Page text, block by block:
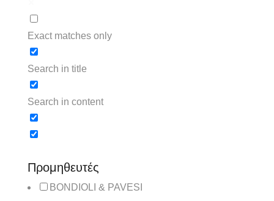
Exact matches only
Search in title
Search in content
Προμηθευτές
BONDIOLI & PAVESI